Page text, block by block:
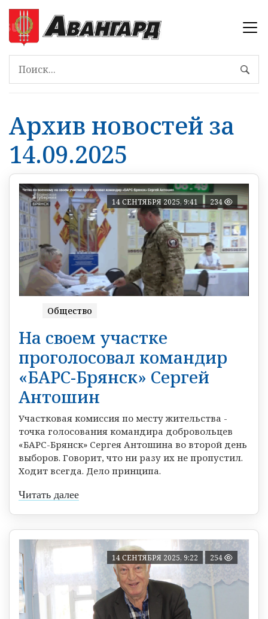
Архив новостей за
14.09.2025
14 СЕНТЯБРЯ 2025, 9:41 234
Общество
На своем участке
проголосовал командир
«БАРС-Брянск» Сергей
Антошин
Участковая комиссия по месту жительства -
точка голосования командира добровольцев
«БАРС-Брянск» Сергея Антошина во второй день
выборов. Говорит, что ни разу их не пропустил.
Ходит всегда. Дело принципа.
Читать далее
14 СЕНТЯБРЯ 2025, 9:22 254